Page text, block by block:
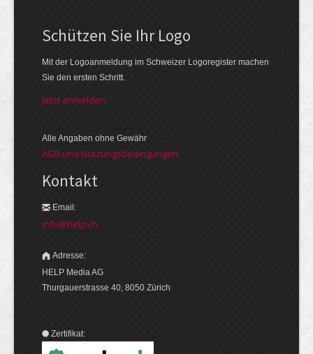
Schützen Sie Ihr Logo
Mit der Logo­an­meldung im Schweizer Logo­register machen
Sie den ersten Schritt.
Jetzt anmelden
Alle Angaben ohne Gewähr
AGB und Nutzungsbedingungen
Kontakt
Email:
info@help.ch
Adresse:
HELP Media AG
Thurgauerstrasse 40, 8050 Zürich
Zertifikat: